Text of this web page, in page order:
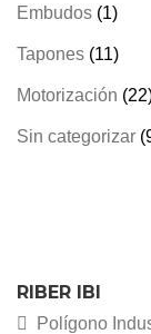
Embudos 11
Tapones 1111
Motorización
22
Sin categorizar
RIBER IBI
Polígono